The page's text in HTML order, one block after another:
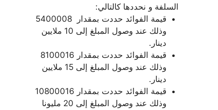
السلفة و نحددها كالتالي:
قيمة الفوائد حددت بمقدار 5400008
وذلك عند وصول المبلغ إلى 10 ملايين
دينار.
قيمة الفوائد حددت بمقدار 8100016
وذلك عند وصول المبلغ إلى 15 ملايين
دينار.
قيمة الفوائد حددت بمقدار 10800016
وذلك عند وصول المبلغ إلى 20 مليونا